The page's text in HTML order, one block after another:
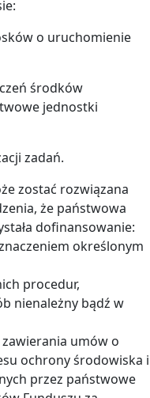
o uruchomienie
środków
jednostki
zadań.
zostać rozwiązana
że państwowa
dofinansowanie:
określonym
procedur,
nienależny bądź w
umów o
ochrony środowiska i
przez państwowe